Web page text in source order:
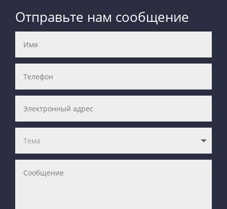
Отправьте нам сообщение